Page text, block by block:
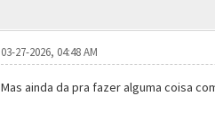
03-27-2026, 04:48 AM
Mas ainda da pra fazer alguma coisa